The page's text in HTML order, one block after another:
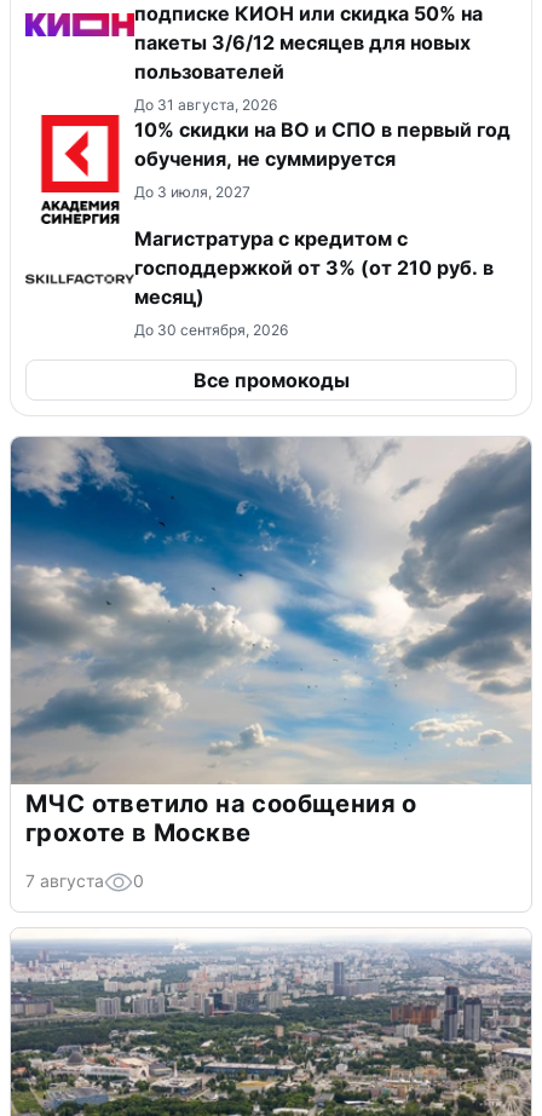
подписке КИОН или скидка 50% на
пакеты 3/6/12 месяцев для новых
пользователей
До 31 августа, 2026
10% скидки на ВО и СПО в первый год
обучения, не суммируется
До 3 июля, 2027
Магистратура с кредитом с
господдержкой от 3% (от 210 руб. в
месяц)
До 30 сентября, 2026
Все промокоды
МЧС ответило на сообщения о
грохоте в Москве
7 августа 0